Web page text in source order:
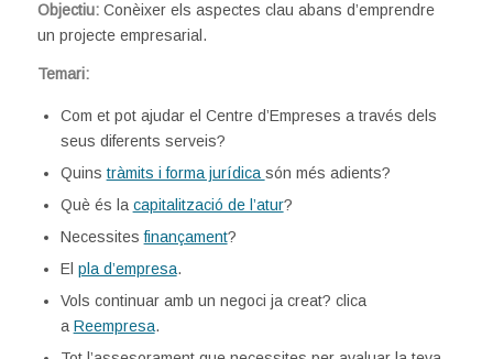
Objectiu: Conèixer els aspectes clau abans d’emprendre
un projecte empresarial.
Temari:
Com et pot ajudar el Centre d’Empreses a través dels
seus diferents serveis?
Quins tràmits i forma jurídicasón més adients?
Què és la capitalització de l’atur?
Necessitesfinançament?
El pla d’empresa.
Vols continuar amb un negoci ja creat? clica
a Reempresa.